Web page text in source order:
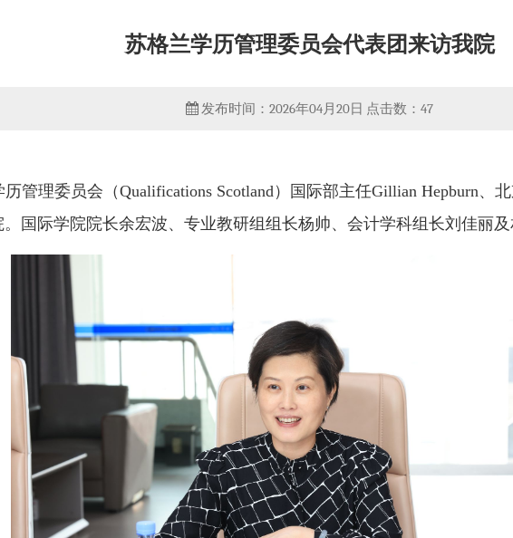
苏格兰学历管理委员会代表团来访我院
发布时间：2026年04月20日 点击数：47
管理委员会（Qualifications Scotland）国际部主任Gillian Hepburn、
国际学院院长余宏波、专业教研组组长杨帅、会计学科组长刘佳丽